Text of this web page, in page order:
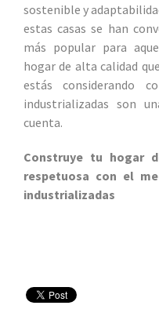
sostenible y
estas casas se han
más popular para
hogar de alta calidad
estás considerando
industrializadas son
cuenta.
Construye tu hogar
respetuosa con el
industrializadas